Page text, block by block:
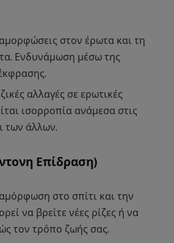
στον έρωτα και τη
Ενδυνάμωση μέσω της
αλλαγές σε ερωτικές
ισορροπία ανάμεσα στις
των άλλων.
Επίδραση)
στο σπίτι και την
να βρείτε νέες ρίζες ή να
τον τρόπο ζωής σας.